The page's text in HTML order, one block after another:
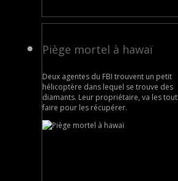
Piège mortel à hawaï
Deux agentes du FBI trouvent un petit
hélicoptère dans lequel se trouve des
diamants. Leur propriétaire, va les tout
faire pour les récupérer.